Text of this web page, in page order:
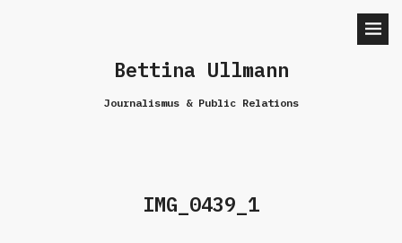
Bettina Ullmann
Journalismus & Public Relations
IMG_0439_1